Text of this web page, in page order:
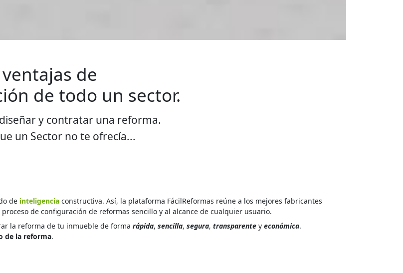
de
de todo un sector.
y contratar una reforma.
un Sector no te ofrecía...
de inteligencia constructiva. Así, la plataforma FácilReformas reúne a los mejores fabricantes
de configuración de reformas sencillo y al alcance de cualquier usuario.
la reforma de tu inmueble de forma rápida, sencilla, segura, transparente y económica.
de la reforma.